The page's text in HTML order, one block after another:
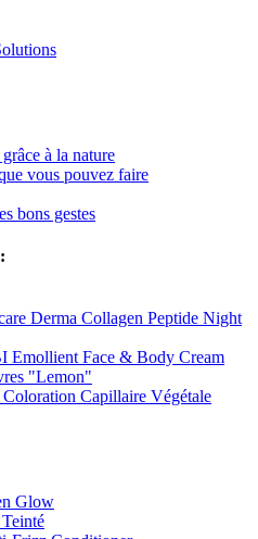
à la nature
vous pouvez faire
bons gestes
Derma Collagen Peptide Night
Emollient Face & Body Cream
"Lemon"
Capillaire Végétale
Glow